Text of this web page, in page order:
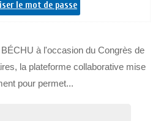
le mot de passe
à l'occasion du Congrès de
la plateforme collaborative mise
pour permet...